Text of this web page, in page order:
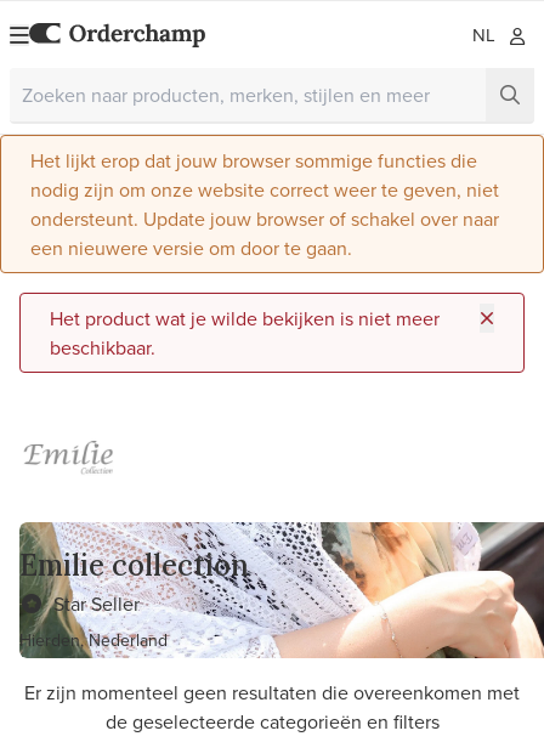
NL
Het lijkt erop dat jouw browser sommige functies die
nodig zijn om onze website correct weer te geven, niet
ondersteunt. Update jouw browser of schakel over naar
een nieuwere versie om door te gaan.
Het product wat je wilde bekijken is niet meer
beschikbaar.
Emilie collection
Star Seller
Hierden, Nederland
Er zijn momenteel geen resultaten die overeenkomen met
de geselecteerde categorieën en filters